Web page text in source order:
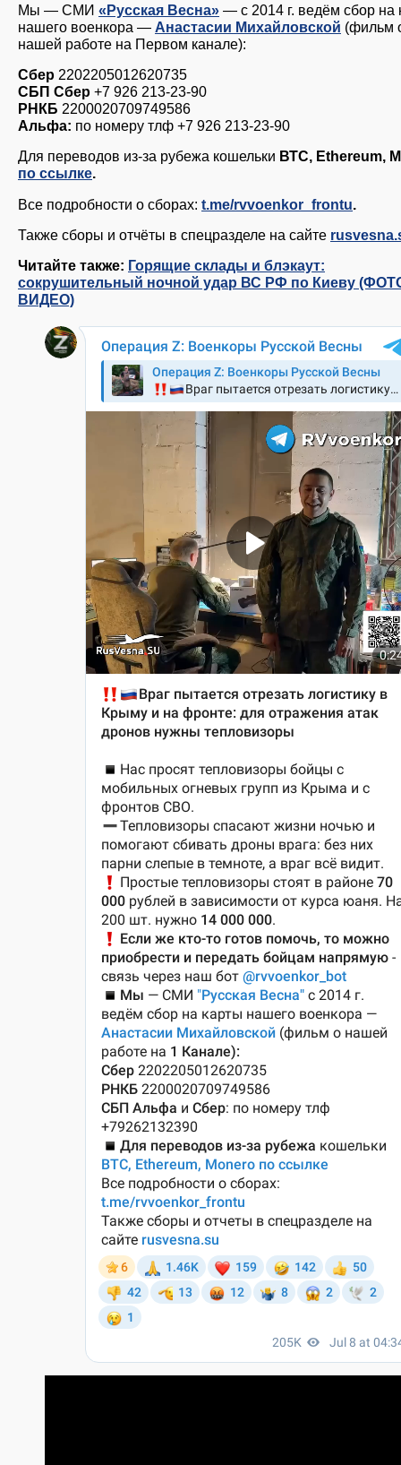
Мы — СМИ «Русская Весна» — с 2014 г. ведём сбор на
нашего военкора — Анастасии Михайловской (фильм
нашей работе на Первом канале):
Сбер 2202205012620735
СБП Сбер +7 926 213-23-90
РНКБ 2200020709749586
Альфа: по номеру тлф +7 926 213-23-90
Для переводов из-за рубежа кошельки ВТС, Ethereum,
по ссылке.
Все подробности о сборах: t.me/rvvoenkor_frontu
Также сборы и отчёты в спецразделе на сайте
Читайте также: Горящие склады и блэкаут:
сокрушительный ночной удар ВС РФ по Киеву
ВИДЕО)